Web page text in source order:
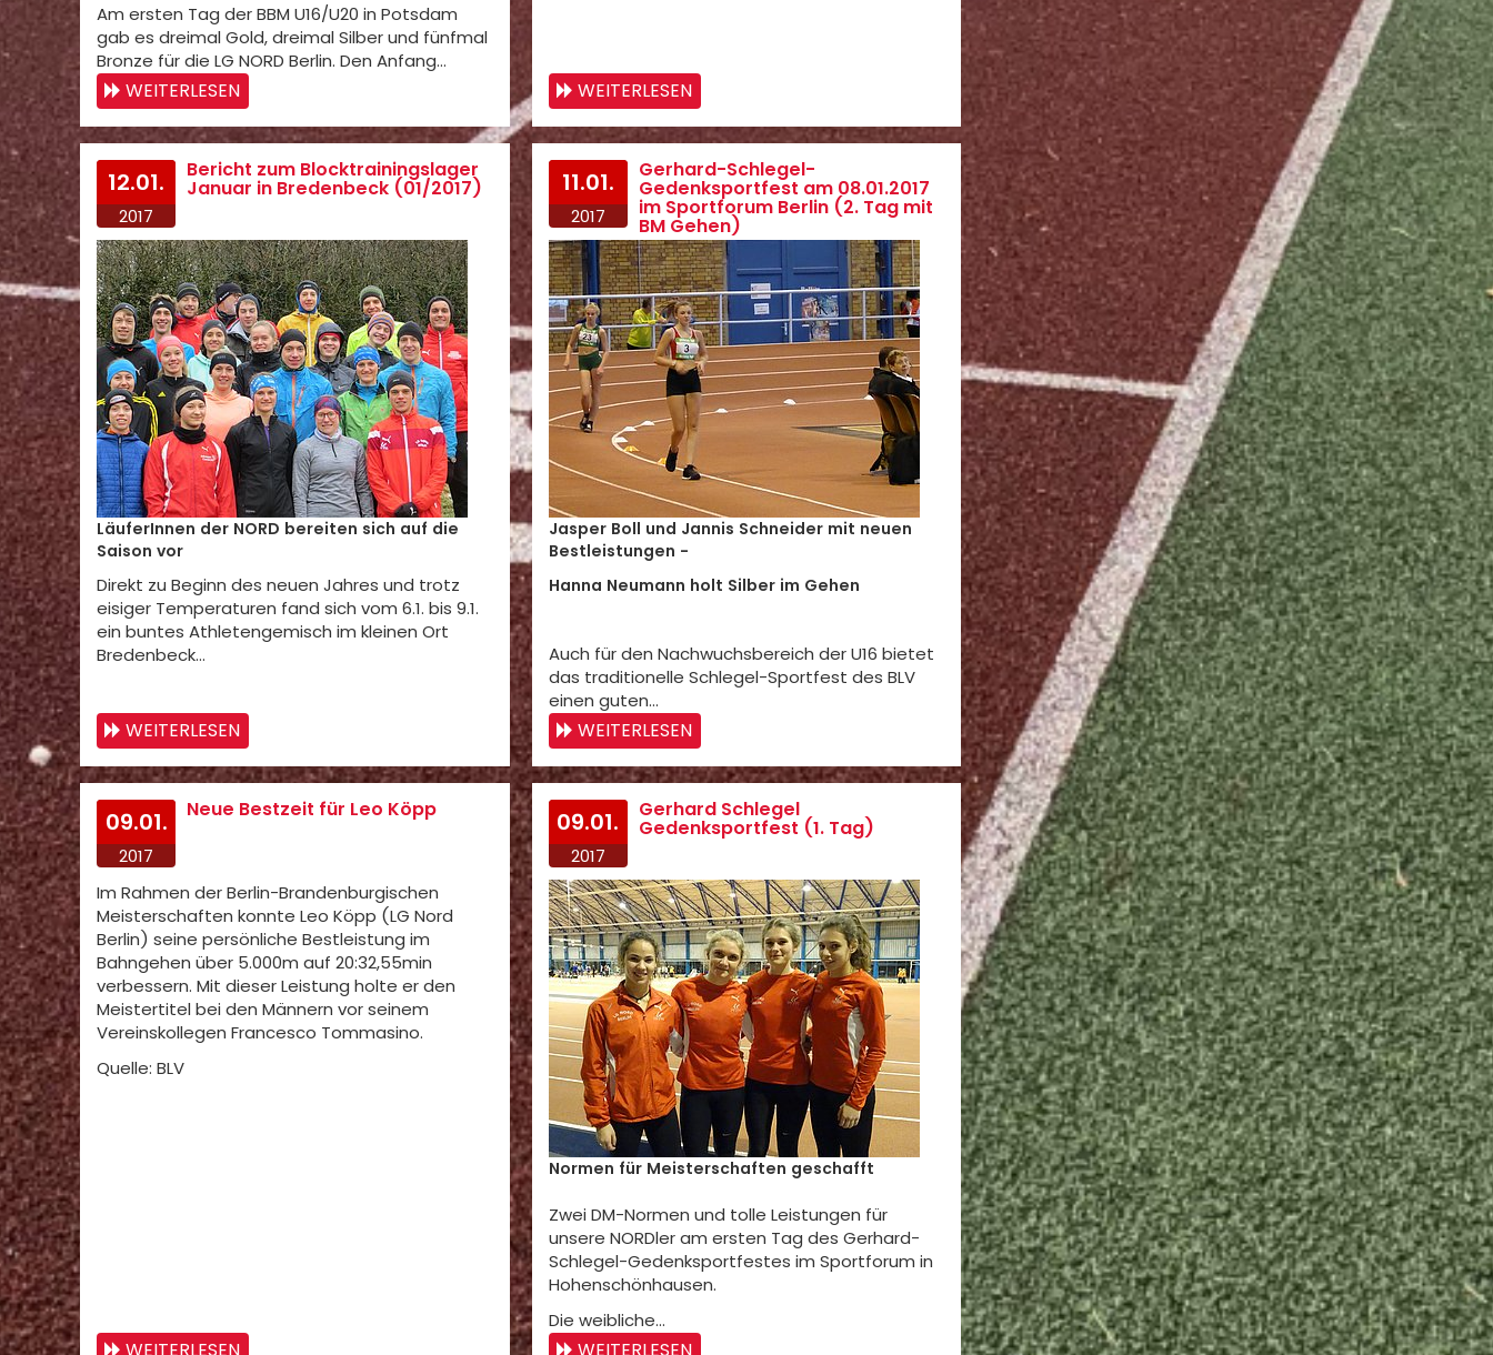
Am ersten Tag der BBM U16/U20 in Potsdam
gab es dreimal Gold, dreimal Silber und fünfmal
Bronze für die LG NORD Berlin. Den Anfang…
WEITERLESEN WEITERLESEN
12.01.
2017
Bericht zum Blocktrainingslager
Januar in Bredenbeck (01/2017)
LäuferInnen der NORD bereiten sich auf die
Saison vor
Direkt zu Beginn des neuen Jahres und trotz
eisiger Temperaturen fand sich vom 6.1. bis 9.1.
ein buntes Athletengemisch im kleinen Ort
Bredenbeck…
WEITERLESEN
11.01.
2017
Gerhard-Schlegel-
Gedenksportfest am 08.01.2017
im Sportforum Berlin (2. Tag mit
BM Gehen)
Jasper Boll und Jannis Schneider mit neuen
Bestleistungen -
Hanna Neumann holt Silber im Gehen
Auch für den Nachwuchsbereich der U16 bietet
das traditionelle Schlegel-Sportfest des BLV
einen guten…
WEITERLESEN
09.01.
2017
Neue Bestzeit für Leo Köpp
Im Rahmen der Berlin-Brandenburgischen
Meisterschaften konnte Leo Köpp (LG Nord
Berlin) seine persönliche Bestleistung im
Bahngehen über 5.000m auf 20:32,55min
verbessern. Mit dieser Leistung holte er den
Meistertitel bei den Männern vor seinem
Vereinskollegen Francesco Tommasino.
Quelle: BLV
WEITERLESEN
09.01.
2017
Gerhard Schlegel
Gedenksportfest (1. Tag)
Normen für Meisterschaften geschafft
Zwei DM-Normen und tolle Leistungen für
unsere NORDler am ersten Tag des Gerhard-
Schlegel-Gedenksportfestes im Sportforum in
Hohenschönhausen.
Die weibliche…
WEITERLESEN